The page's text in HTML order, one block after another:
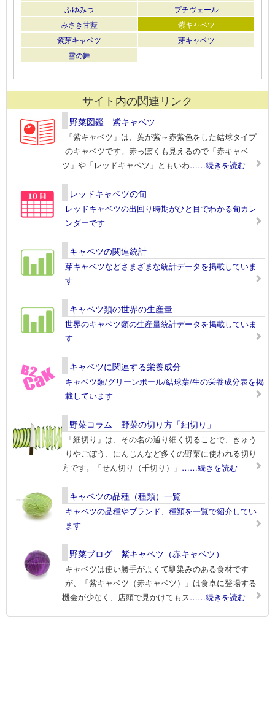
ふゆみつ
プチヴェール
みさき甘藍
紫キャベツ
紫芽キャベツ
芽キャベツ
雪の舞
サイト内の関連リンク
野菜図鑑 紫キャベツ
「紫キャベツ」は、葉が紫～赤紫色をした結球タイプ
のキャベツです。赤っぽくも見えるので「赤キャベ
ツ」や「レッドキャベツ」ともいわ……続きを読む
レッドキャベツの旬
レッドキャベツの出回り時期がひと目でわかる旬カレ
ンダーです
キャベツの関連統計
芽キャベツなどさまざまな統計データを掲載していま
す
キャベツ類の世界の生産量
世界のキャベツ類の生産量統計データを掲載していま
す
キャベツに関連する栄養成分
キャベツ類/グリーンボール/結球葉/生の栄養成分表を掲
載しています
野菜コラム 野菜の切り方「細切り」
「細切り」は、その名の通り細く切ることで、きゅう
りやごぼう、にんじんなど多くの野菜に使われる切り
方です。「せん切り（千切り）」 ……続きを読む
キャベツの品種（種類）一覧
キャベツの品種やブランド、種類を一覧で紹介してい
ます
野菜ブログ 紫キャベツ（赤キャベツ）
キャベツは使い勝手がよくて馴染みのある食材です
が、「紫キャベツ（赤キャベツ）」は食卓に登場する
機会が少なく、店頭で見かけてもス……続きを読む